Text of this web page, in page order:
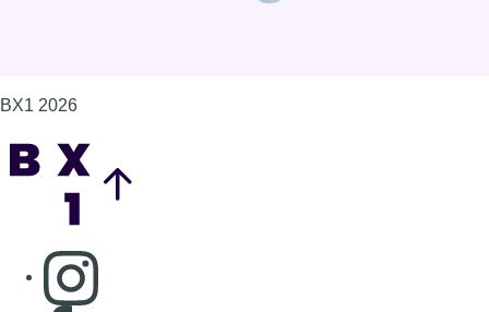
BX1 2026
Consulter page Instagram